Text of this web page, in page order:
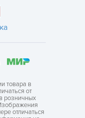
товара в
от
розничных
отличаться